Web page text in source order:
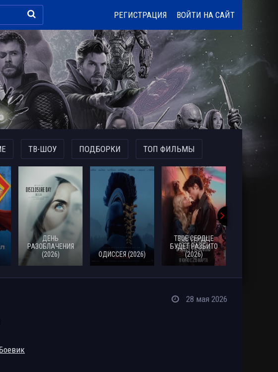
РЕГИСТРАЦИЯ ВОЙТИ НА САЙТ
ТВ-ШОУ ПОДБОРКИ ТОП ФИЛЬМЫ
ДЕНЬ
РАЗОБЛАЧЕНИЯ
(2026)
ОДИССЕЯ (2026)
ТВОЕ СЕРДЦЕ
БУДЕТ РАЗБИТО
(2026)
28 мая 2026